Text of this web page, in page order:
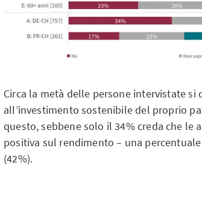
Circa la metà delle persone intervistate
all’investimento sostenibile del proprio
questo, sebbene solo il 34% creda che le
positiva sul rendimento – una
(42%).